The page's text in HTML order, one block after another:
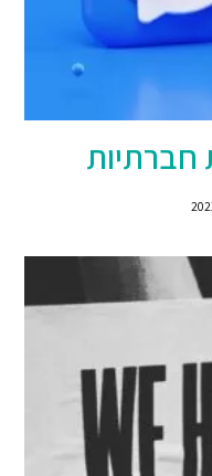
חברתיות